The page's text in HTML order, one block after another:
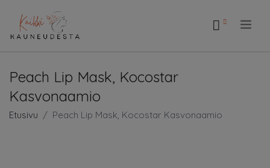
Peach Lip Mask, Kocostar
Kasvonaamio
Etusivu Peach Lip Mask, Kocostar Kasvonaamio